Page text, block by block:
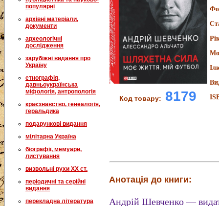
популярні
архівні матеріали,
документи
археологічні
дослідження
зарубіжні видання про
Україну
етнографія,
давньоукраїнська
міфологія, антропологія
краєзнавство, генеалогія,
геральдика
подарункові видання
мілітарна Україна
біографії, мемуари,
листування
визвольні рухи XX ст.
періодичні та серійні
видання
перекладна література
Код товару: 8179
Анотація до книги:
Андрій Шевченко —